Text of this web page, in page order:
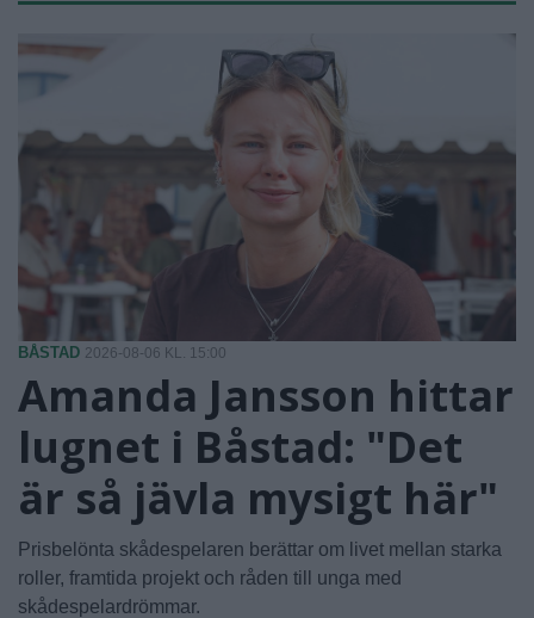
BÅSTAD 2026-08-06 KL. 15:00
Amanda Jansson hittar
lugnet i Båstad: "Det
är så jävla mysigt här"
Prisbelönta skådespelaren berättar om livet mellan starka
roller, framtida projekt och råden till unga med
skådespelardrömmar.